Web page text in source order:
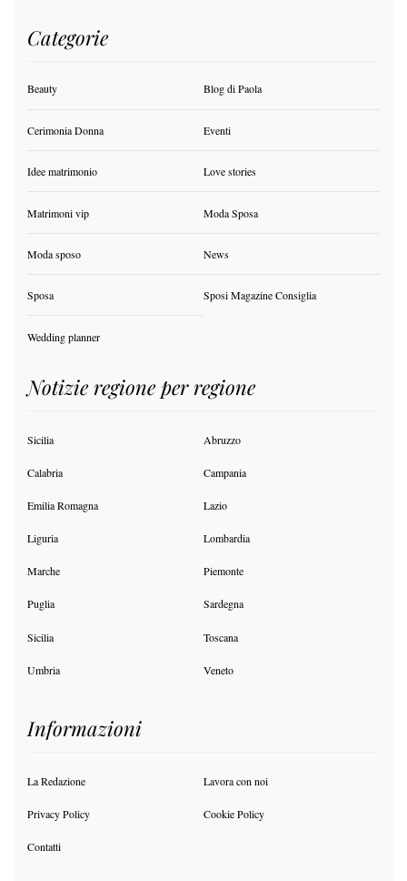
Categorie
Beauty Blog di Paola
Cerimonia Donna Eventi
Idee matrimonio Love stories
Matrimoni vip Moda Sposa
Moda sposo News
Sposa Sposi Magazine Consiglia
Wedding planner
Notizie regione per regione
Sicilia Abruzzo
Calabria Campania
Emilia Romagna Lazio
Liguria Lombardia
Marche Piemonte
Puglia Sardegna
Sicilia Toscana
Umbria Veneto
Informazioni
La Redazione Lavora con noi
Privacy Policy Cookie Policy
Contatti